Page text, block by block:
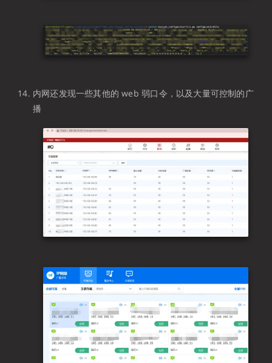
内网还发现一些其他的 web 弱口令，以及大量可控制的广
播